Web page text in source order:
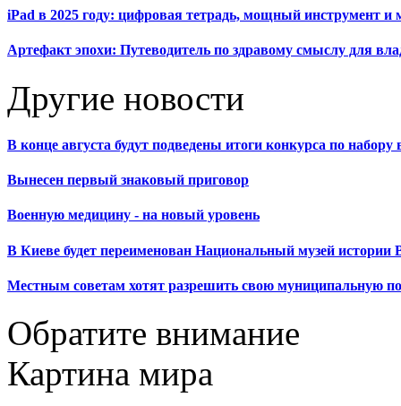
iPad в 2025 году: цифровая тетрадь, мощный инструмент и
Артефакт эпохи: Путеводитель по здравому смыслу для
Другие новости
В конце августа будут подведены итоги конкурса по
Вынесен первый знаковый приговор
Военную медицину - на новый уровень
В Киеве будет переименован Национальный музей истории
Местным советам хотят разрешить свою муниципальную
Обратите внимание
Картина мира